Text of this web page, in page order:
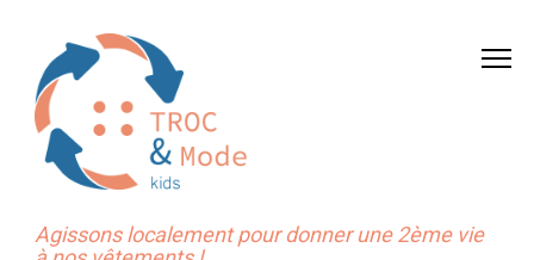
Agissons localement pour donner une 2ème vie